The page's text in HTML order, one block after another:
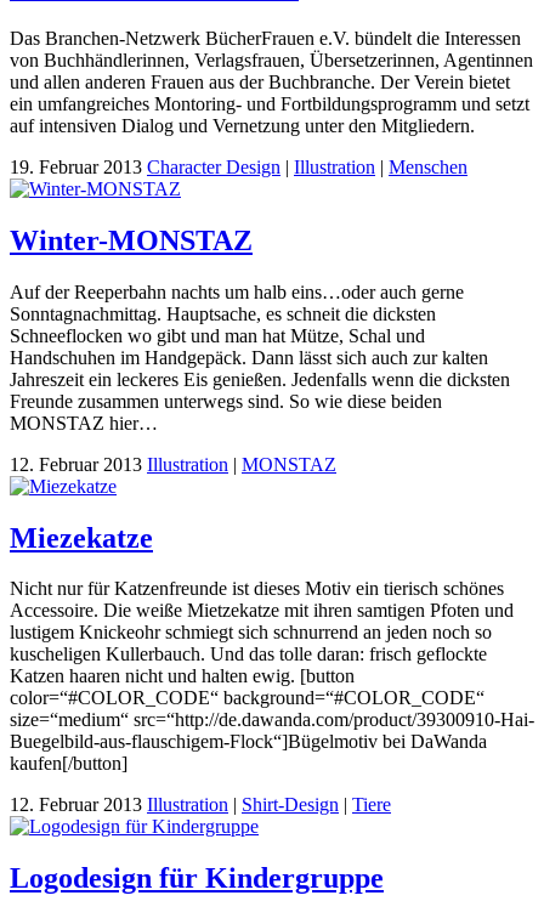
Das Branchen-Netzwerk BücherFrauen e.V. bündelt die Interessen
von Buchhändlerinnen, Verlagsfrauen, Übersetzerinnen, Agentinnen
und allen anderen Frauen aus der Buchbranche. Der Verein bietet
ein umfangreiches Montoring- und Fortbildungsprogramm und setzt
auf intensiven Dialog und Vernetzung unter den Mitgliedern.
19. Februar 2013 Character Design | Illustration | Menschen
Winter-MONSTAZ
Auf der Reeperbahn nachts um halb eins…oder auch gerne
Sonntagnachmittag. Hauptsache, es schneit die dicksten
Schneeflocken wo gibt und man hat Mütze, Schal und
Handschuhen im Handgepäck. Dann lässt sich auch zur kalten
Jahreszeit ein leckeres Eis genießen. Jedenfalls wenn die dicksten
Freunde zusammen unterwegs sind. So wie diese beiden
MONSTAZ hier…
12. Februar 2013 Illustration | MONSTAZ
Miezekatze
Nicht nur für Katzenfreunde ist dieses Motiv ein tierisch schönes
Accessoire. Die weiße Mietzekatze mit ihren samtigen Pfoten und
lustigem Knickeohr schmiegt sich schnurrend an jeden noch so
kuscheligen Kullerbauch. Und das tolle daran: frisch geflockte
Katzen haaren nicht und halten ewig. [button
color=“#COLOR_CODE“ background=“#COLOR_CODE“
size=“medium“ src=“http://de.dawanda.com/product/39300910-Hai-
Buegelbild-aus-flauschigem-Flock“]Bügelmotiv bei DaWanda
kaufen[/button]
12. Februar 2013 Illustration | Shirt-Design | Tiere
Logodesign für Kindergruppe